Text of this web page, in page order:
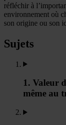
réfléchir à
environnement où
son origine ou son
Sujets
1. Valeur
même au